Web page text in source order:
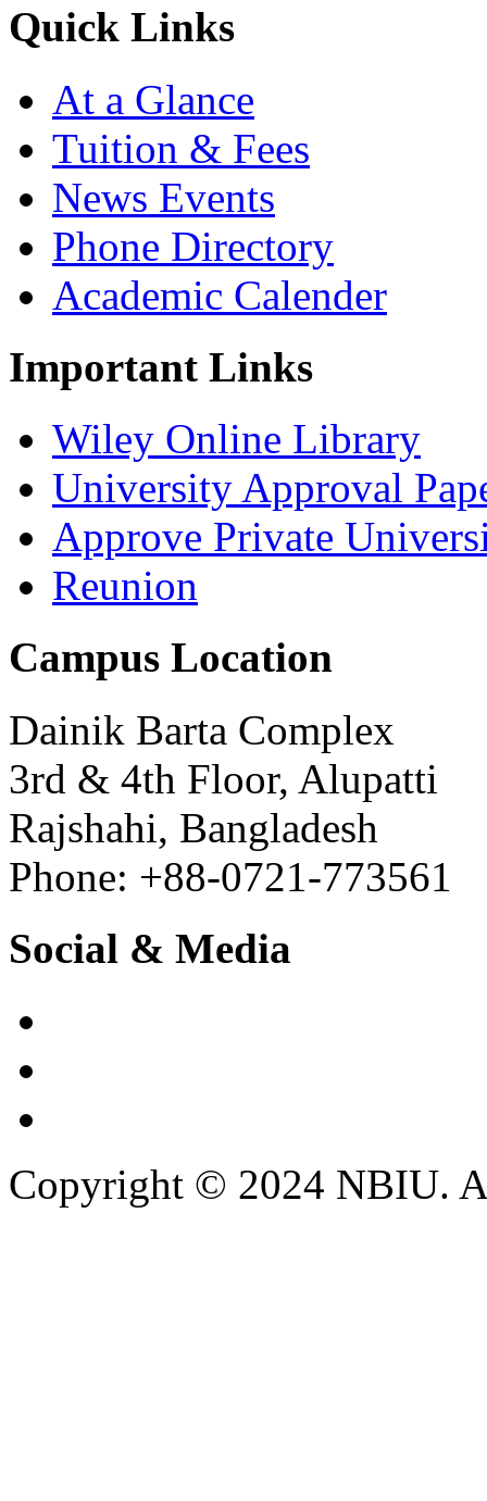
Quick Links
At a Glance
Tuition & Fees
News Events
Phone Directory
Academic Calender
Important Links
Wiley Online Library
University Approval
Approve Private
Reunion
Campus Location
Dainik Barta Complex
3rd & 4th Floor, Alupatti
Rajshahi, Bangladesh
Phone: +88-0721-773561
Social & Media
Copyright © 2024 NBIU.